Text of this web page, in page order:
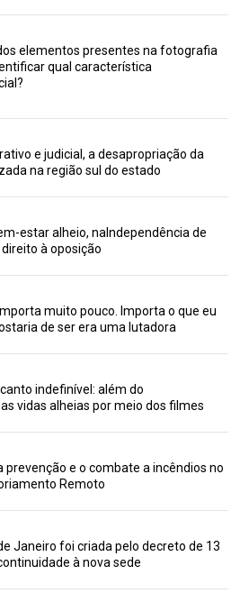
elementos presentes na fotografia
qual característica
e judicial, a desapropriação da
na região sul do estado
estar alheio, naIndependência de
à oposição
muito pouco. Importa o que eu
de ser era uma lutadora
indefinível: além do
vidas alheias por meio dos filmes
prevenção e o combate a incêndios no
Remoto
Janeiro foi criada pelo decreto de 13
à nova sede